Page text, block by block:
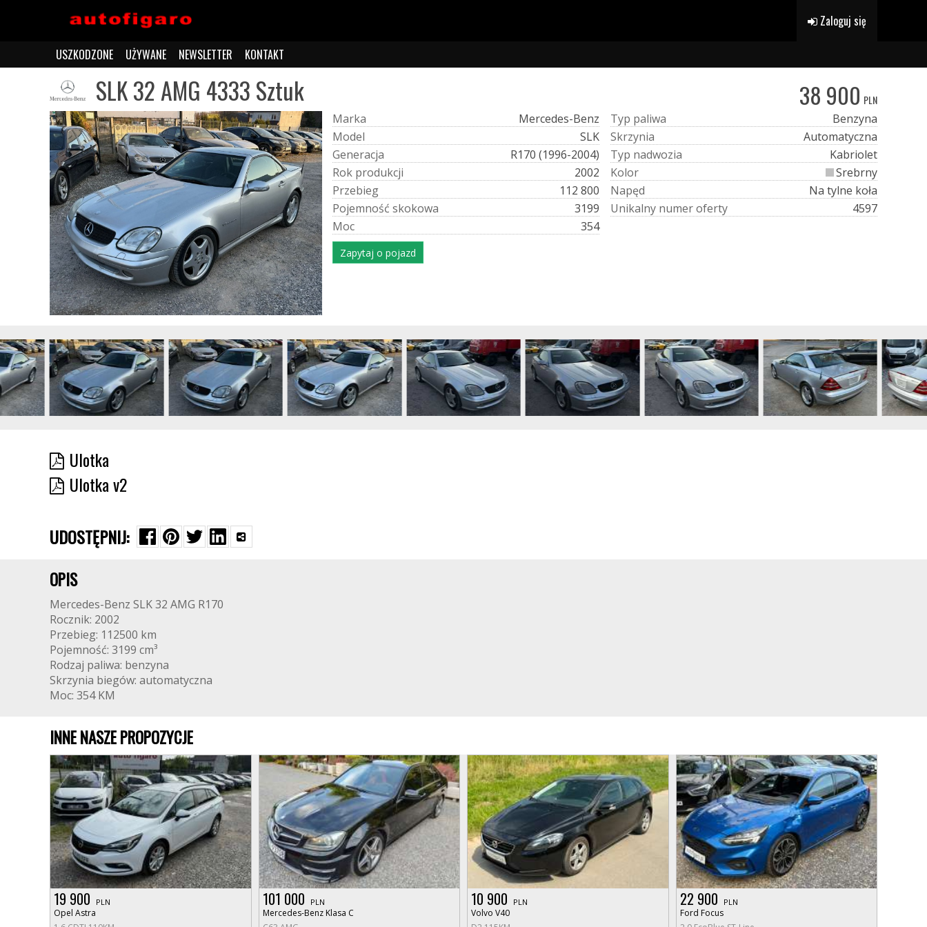
Zaloguj się
USZKODZONE UŻYWANE NEWSLETTER KONTAKT
SLK 32 AMG 4333 Sztuk 38 900 PLN
Marka
Mercedes-Benz
Model
SLK
Generacja
R170 (1996-2004)
Rok produkcji
2002
Przebieg
112 800
Pojemność skokowa
3199
Moc 354
Typ paliwa
Benzyna
Skrzynia
Automatyczna
Typ nadwozia
Kabriolet
Kolor
Srebrny
Napęd
Na tylne koła
Unikalny numeroferty 4597
Zapytaj o pojazd
Ulotka
Ulotka v2
UDOSTĘPNIJ:
OPIS
Mercedes-Benz SLK 32 AMG R170
Rocznik: 2002
Przebieg: 112500 km
Pojemność: 3199 cm³
Rodzaj paliwa: benzyna
Skrzynia biegów: automatyczna
Moc: 354 KM
INNE NASZE PROPOZYCJE
19 900 PLN
Opel Astra
101 000 PLN
Mercedes-Benz Klasa C
10 900 PLN
Volvo V40
22 900 PLN
Ford Focus